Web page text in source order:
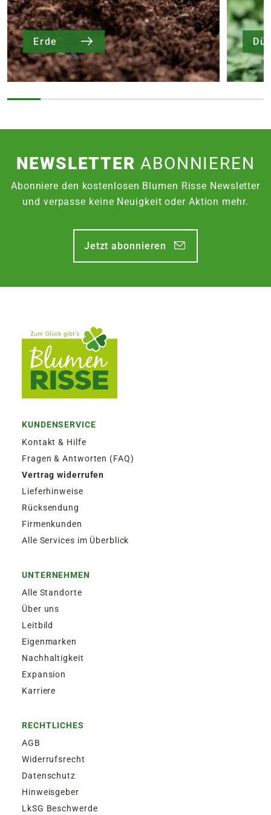
Erde
NEWSLETTERABONNIEREN
Abonniere den kostenlosen Blumen Risse Newsletter
und verpasse keine Neuigkeit oder Aktion mehr.
Jetzt abonnieren
KUNDENSERVICE
Kontakt & Hilfe
Fragen & Antworten (FAQ)
Vertrag widerrufen
Lieferhinweise
Rücksendung
Firmenkunden
Alle Services im Überblick
UNTERNEHMEN
Alle Standorte
Über uns
Leitbild
Eigenmarken
Nachhaltigkeit
Expansion
Karriere
RECHTLICHES
AGB
Widerrufsrecht
Datenschutz
Hinweisgeber
LkSG Beschwerde